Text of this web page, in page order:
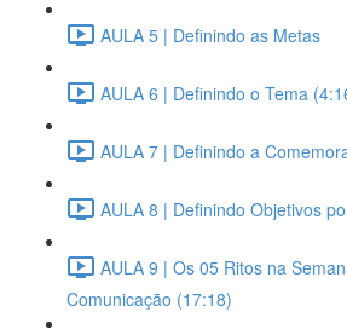
AULA 5 | Definindo as Metas
AULA 6 | Definindo o Tema
AULA 7 | Definindo a
AULA 8 | Definindo Objetivos
AULA 9 | Os 05 Ritos na
Comunicação (17:18)